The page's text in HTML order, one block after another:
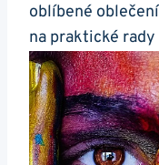
oblíbené
na praktické